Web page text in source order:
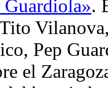
Guardiola».
Pep
el